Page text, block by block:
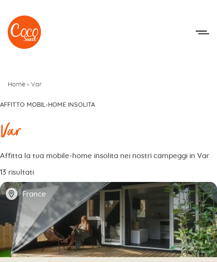
Vai al menu
Accedi al contenuto
Home › Var
AFFITTO MOBIL-HOME INSOLITA
Var
Affitta la tua mobile-home insolita nei nostri campeggi in Var
13 risultati
📍 France